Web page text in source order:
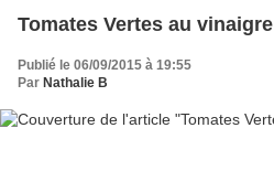
Tomates Vertes au vinaigre
Publié le 06/09/2015 à 19:55
Par Nathalie B